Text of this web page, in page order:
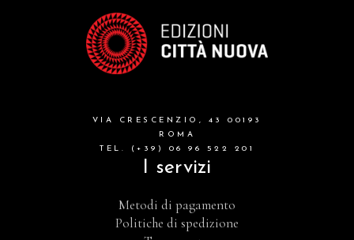
VIA CRESCENZIO, 43 00193
ROMA
TEL. (+39) 06 96 522 201
I servizi
Metodi di pagamento
Politiche di spedizione